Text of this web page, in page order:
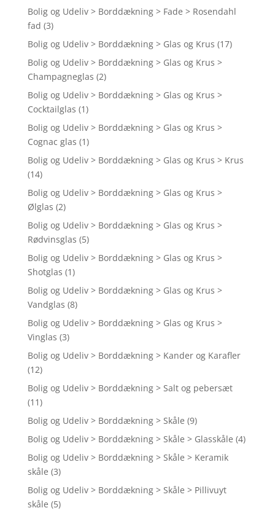
Bolig og Udeliv > Borddækning > Fade > Rosendahl
fad (3)
Bolig og Udeliv > Borddækning > Glas og Krus (17)
Bolig og Udeliv > Borddækning > Glas og Krus >
Champagneglas (2)
Bolig og Udeliv > Borddækning > Glas og Krus >
Cocktailglas (1)
Bolig og Udeliv > Borddækning > Glas og Krus >
Cognac glas (1)
Bolig og Udeliv > Borddækning > Glas og Krus > Krus
(14)
Bolig og Udeliv > Borddækning > Glas og Krus >
Ølglas (2)
Bolig og Udeliv > Borddækning > Glas og Krus >
Rødvinsglas (5)
Bolig og Udeliv > Borddækning > Glas og Krus >
Shotglas (1)
Bolig og Udeliv > Borddækning > Glas og Krus >
Vandglas (8)
Bolig og Udeliv > Borddækning > Glas og Krus >
Vinglas (3)
Bolig og Udeliv > Borddækning > Kander og Karafler
(12)
Bolig og Udeliv > Borddækning > Salt og pebersæt
(11)
Bolig og Udeliv > Borddækning > Skåle (9)
Bolig og Udeliv > Borddækning > Skåle > Glasskåle (4)
Bolig og Udeliv > Borddækning > Skåle > Keramik
skåle (3)
Bolig og Udeliv > Borddækning > Skåle > Pillivuyt
skåle (5)